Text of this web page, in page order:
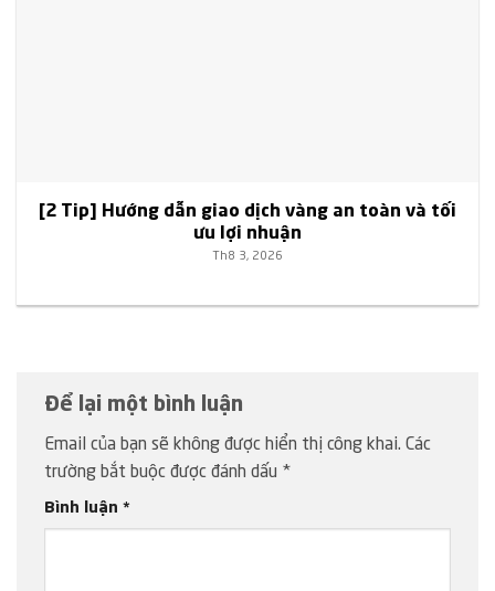
[2 Tip] Hướng dẫn giao dịch vàng an toàn và tối
ưu lợi nhuận
Th8 3, 2026
Để lại một bình luận
Email của bạn sẽ không được hiển thị công khai. Các
trường bắt buộc được đánh dấu *
Bình luận *